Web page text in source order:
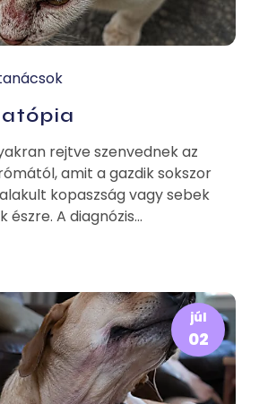
rejtve szenvednek az
amit a gazdik sokszor
kopaszság vagy sebek
észre. A diagnózis...
júl
02